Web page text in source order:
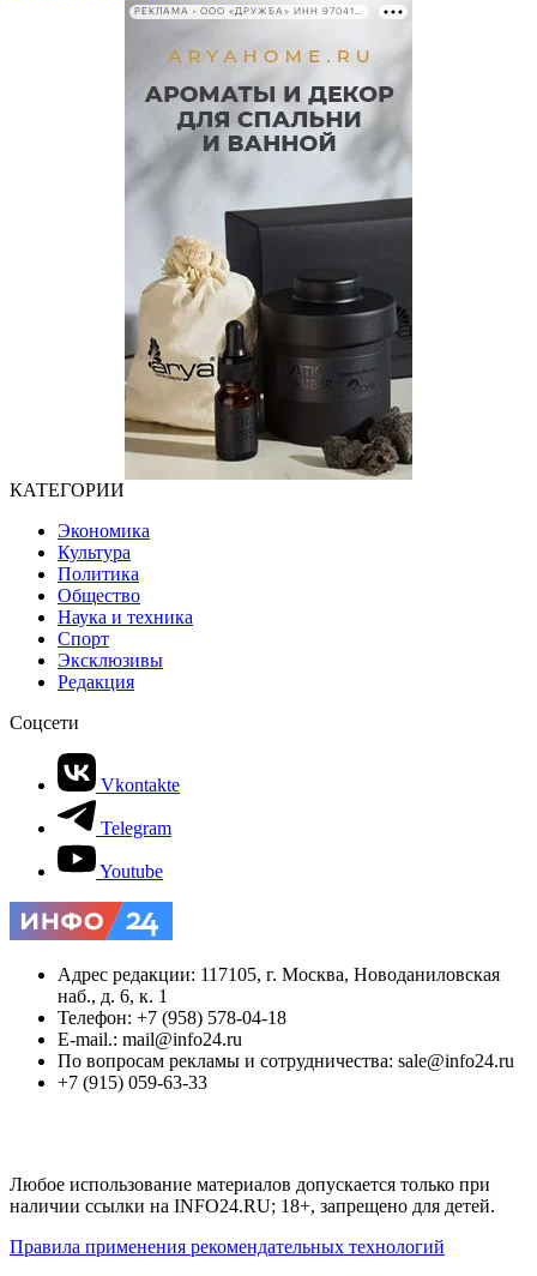
РЕКЛАМА • ООО «ДРУЖБА» ИНН 9704146411
КАТЕГОРИИ
Экономика
Культура
Политика
Общество
Наука и техника
Спорт
Эксклюзивы
Редакция
Соцсети
Vkontakte
Telegram
Youtube
Адрес редакции: 117105, г. Москва, Новоданиловская
наб., д. 6, к. 1
Телефон: +7 (958) 578-04-18
E-mail.: mail@info24.ru
По вопросам рекламы и сотрудничества: sale@info24.ru
+7 (915) 059-63-33
Любое использование материалов допускается только при
наличии ссылки на INFO24.RU; 18+, запрещено для детей.
Правила применения рекомендательных технологий